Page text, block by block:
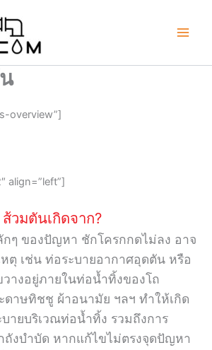
overview”]
align=”left”]
วมตันเกิดจาก?
ของปัญหา ชักโครกกดไม่ลง อาจ
หตุ เช่น ท่อระบายอากาศอุดตัน หรือ
างอยู่ภายในท่อน้ำทิ้งของโถ
าษทิชชู ผ้าอนามัย ฯลฯ ทำให้เกิด
ายบริเวณท่อน้ำทิ้ง รวมถึงการ
ถังบำบัด หากแก้ไขไม่ตรงจุดปัญหา